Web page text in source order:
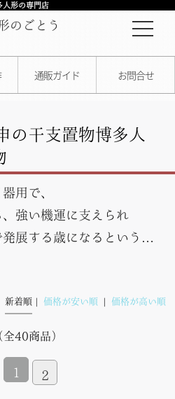
人形の専門店
通販ガイド お問合せ
の干支置物博多人
用で、
強い機運に支えられ
展する歳になるという…
新着順 価格が安い順 価格が高い順
40商品）
1 2